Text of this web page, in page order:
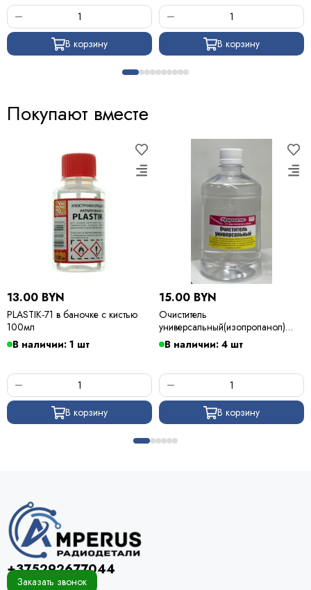
В корзину В корзину
Покупают вместе
13.00 BYN
PLASTIK-71 в баночке с кистью
100мл
В наличии: 1 шт
В корзину
15.00 BYN
Очиститель
универсальный(изопропанол)
500мл
В наличии: 4 шт
В корзину
+375292677044
Заказать звонок